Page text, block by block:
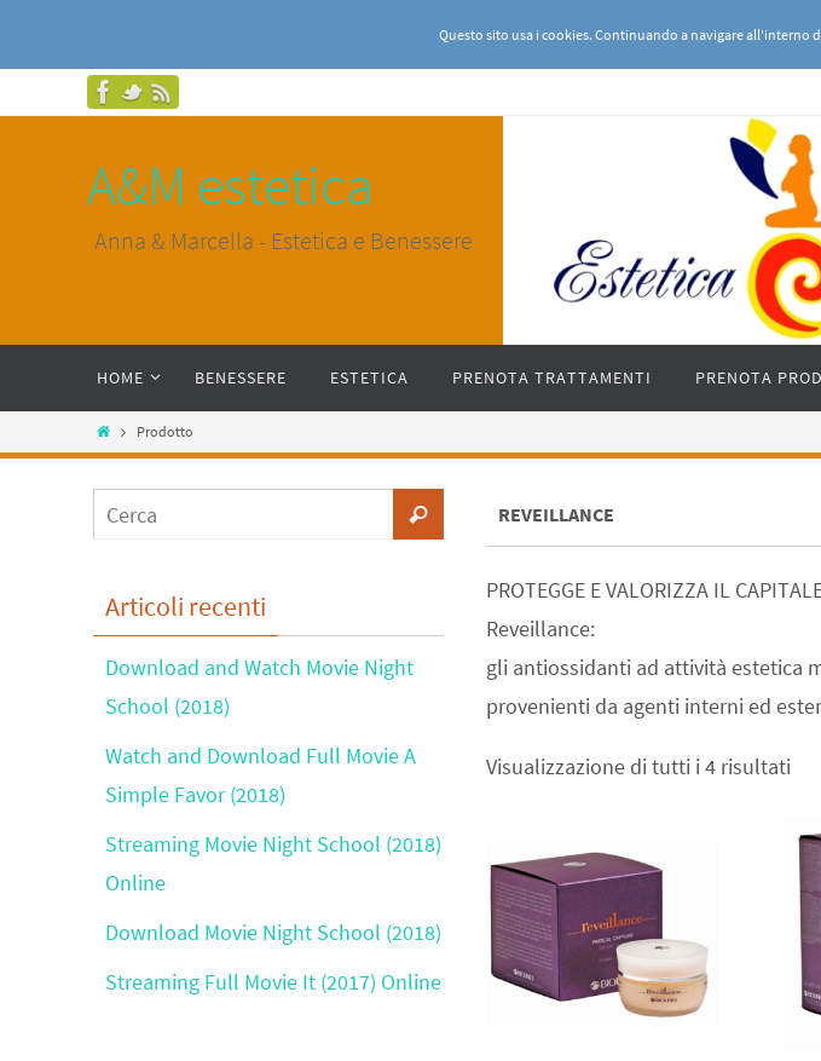
A&M estetica
Anna & Marcella - Estetica e Benessere
HOME BENESSERE ESTETICA PRENOTA TRATTAMENTI PRENOTA
Prodotto
REVEILLANCE
PROTEGGE E VALORIZZA IL
Reveillance:
gli antiossidanti ad attività estetica
provenienti da agenti interni ed
Visualizzazione di tutti i 4 risultati
Articoli recenti
Download and Watch Movie Night
School (2018)
Watch and Download Full Movie A
Simple Favor (2018)
Streaming Movie Night School (2018)
Online
Download Movie Night School (2018)
Streaming Full Movie It (2017) Online
Questo sito usa i cookies. Continuando a navigare all'interno